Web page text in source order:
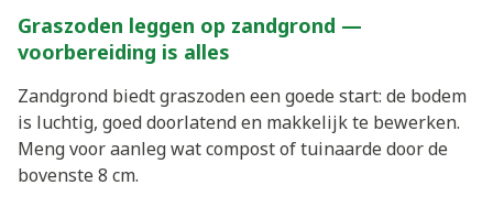
Graszoden leggen op zandgrond —
voorbereiding is alles
Zandgrond biedt graszoden een goede start: de bodem
is luchtig, goed doorlatend en makkelijk te bewerken.
Meng voor aanleg wat compost of tuinaarde door de
bovenste 8 cm.